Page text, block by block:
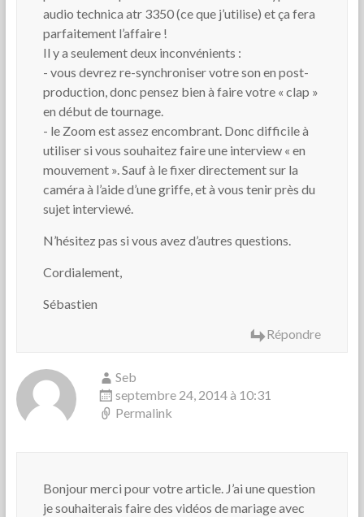
audio technica atr 3350 (ce que j’utilise) et ça fera
parfaitement l’affaire !
Il y a seulement deux inconvénients :
- vous devrez re-synchroniser votre son en post-
production, donc pensez bien à faire votre « clap »
en début de tournage.
- le Zoom est assez encombrant. Donc difficile à
utiliser si vous souhaitez faire une interview « en
mouvement ». Sauf à le fixer directement sur la
caméra à l’aide d’une griffe, et à vous tenir près du
sujet interviewé.
N’hésitez pas si vous avez d’autres questions.
Cordialement,
Sébastien
Répondre
Seb
septembre 24, 2014 à 10:31
Permalink
Bonjour merci pour votre article. J’ai une question
je souhaiterais faire des vidéos de mariage avec